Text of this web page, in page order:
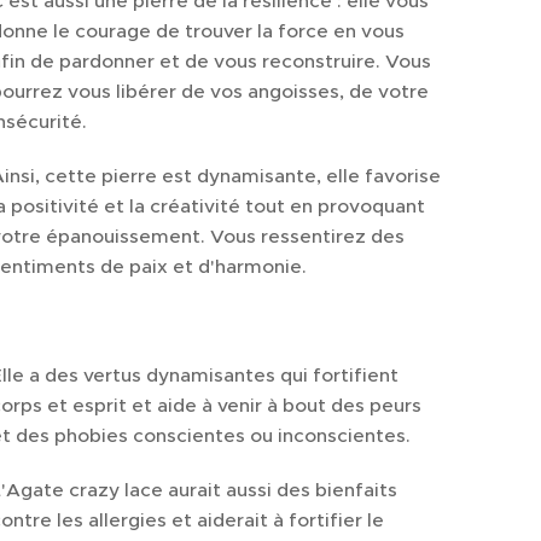
le courage de trouver la force en vous
de pardonner et de vous reconstruire. Vous
vous libérer de vos angoisses, de votre
cette pierre est dynamisante, elle favorise
positivité et la créativité tout en provoquant
épanouissement. Vous ressentirez des
de paix et d'harmonie.
a des vertus dynamisantes qui fortifient
et esprit et aide à venir à bout des peurs
des phobies conscientes ou inconscientes.
crazy lace aurait aussi des bienfaits
les allergies et aiderait à fortifier le